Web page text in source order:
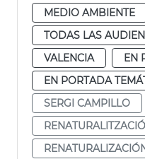
MEDIO AMBIENTE
TODAS LAS
VALENCIA
EN
EN PORTADA
SERGI CAMPILLO
RENATURALITZACIÓ